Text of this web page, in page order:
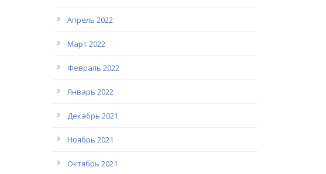
Апрель 2022
Март 2022
Февраль 2022
Январь 2022
Декабрь 2021
Ноябрь 2021
Октябрь 2021